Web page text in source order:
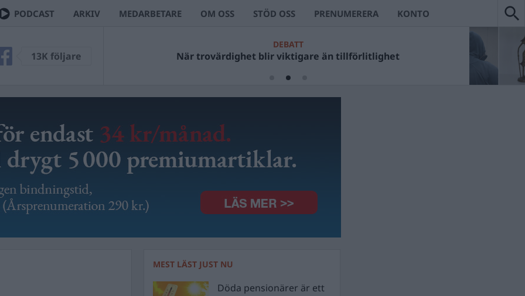
PODCAST ARKIV MEDARBETARE OM OSS STÖD OSS PRENUMERERA KONTO
13K följare
DEBATT
När trovärdighet blir viktigare än tillförlitlighet
MEST LÄST JUST NU
Döda pensionärer är ett